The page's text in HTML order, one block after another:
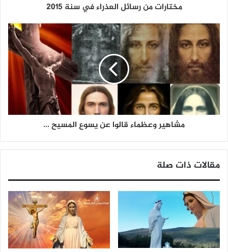
مختارات من رسائل العذراء في سنة 2015
مشاهير وعظماء قالوا عن يسوع المسيح ...
مقالات ذات صلة